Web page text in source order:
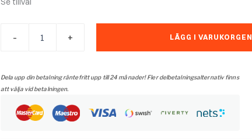
-
690
grå
mängd
+ LÄGG I VARUKORGEN
Dela upp din betalning räntefritt upp till 24 månader! Fler delbetalningsalternativ finns
att välja vid betalningen.